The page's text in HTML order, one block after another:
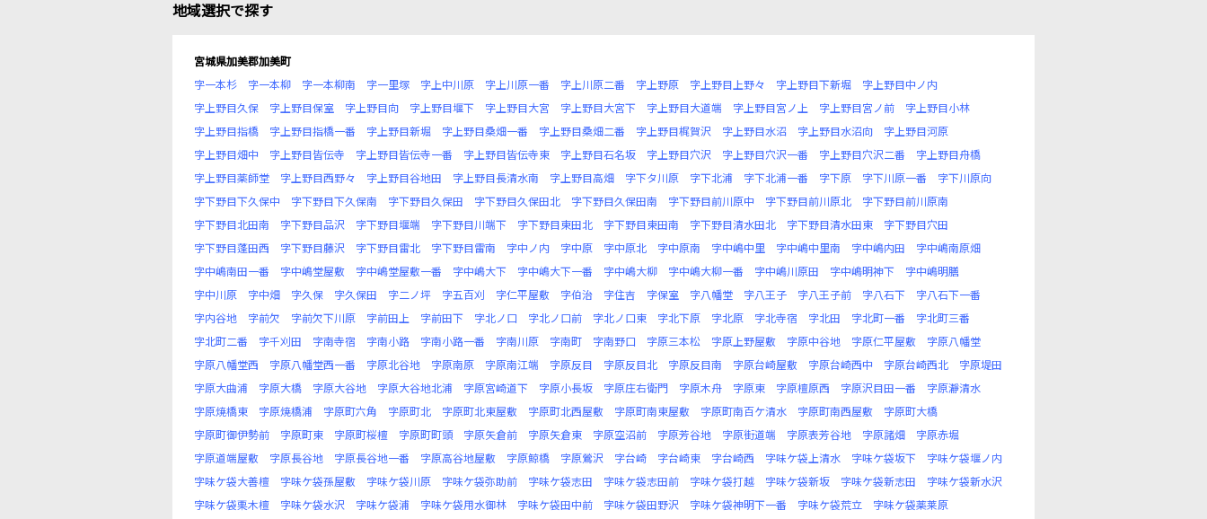
地域選択で探す
宮城県加美郡加美町
字一本杉
字一本柳 字一本柳南 字一里塚 字上中川原 字上川原一番 字上川原二番 字上野原 字上野目上野々 字上野目下新堀
字上野目中ノ内
字上野目久保
字上野目保室 字上野目向 字上野目堰下 字上野目大宮 字上野目大宮下 字上野目大道端 字上野目宮ノ上 字上野目宮ノ前
字上野目小林
字上野目指橋
字上野目指橋一番 字上野目新堀 字上野目桑畑一番 字上野目桑畑二番 字上野目梶賀沢 字上野目水沼 字上野目水沼向
字上野目河原
字上野目畑中
字上野目皆伝寺 字上野目皆伝寺一番 字上野目皆伝寺東 字上野目石名坂 字上野目穴沢 字上野目穴沢一番 字上野目穴沢二番
字上野目舟橋
字上野目薬師堂
字上野目西野々 字上野目谷地田 字上野目長清水南 字上野目高畑 字下タ川原 字下北浦 字下北浦一番 字下原 字下川原一番
字下川原向
字下野目下久保中
字下野目下久保南 字下野目久保田 字下野目久保田北 字下野目久保田南 字下野目前川原中 字下野目前川原北
字下野目前川原南
字下野目北田南
字下野目品沢 字下野目堰端 字下野目川端下 字下野目東田北 字下野目東田南 字下野目清水田北 字下野目清水田東
字下野目穴田
字下野目蓬田西
字下野目藤沢 字下野目雷北 字下野目雷南 字中ノ内 字中原 字中原北 字中原南 字中嶋中里 字中嶋中里南 字中嶋内田
字中嶋南原畑
字中嶋南田一番
字中嶋堂屋敷 字中嶋堂屋敷一番 字中嶋大下 字中嶋大下一番 字中嶋大柳 字中嶋大柳一番 字中嶋川原田 字中嶋明神下
字中嶋明膳
字中川原
字中畑 字久保 字久保田 字二ノ坪 字五百刈 字仁平屋敷 字伯治 字住吉 字保室 字八幡堂 字八王子 字八王子前 字八石下
字八石下一番
字内谷地
字前欠 字前欠下川原 字前田上 字前田下 字北ノ口 字北ノ口前 字北ノ口東 字北下原 字北原 字北寺宿 字北田 字北町一番
字北町三番
字北町二番
字千刈田 字南寺宿 字南小路 字南小路一番 字南川原 字南町 字南野口 字原三本松 字原上野屋敷 字原中谷地 字原仁平屋敷
字原八幡堂
字原八幡堂西
字原八幡堂西一番 字原北谷地 字原南原 字原南江端 字原反目 字原反目北 字原反目南 字原台崎屋敷 字原台崎西中 字原台崎西北
字原堤田
字原大曲浦
字原大橋 字原大谷地 字原大谷地北浦 字原宮崎道下 字原小長坂 字原庄右衛門 字原木舟 字原東 字原檀原西 字原沢目田一番
字原瀞清水
字原焼橋東
字原焼橋浦 字原町六角 字原町北 字原町北東屋敷 字原町北西屋敷 字原町南東屋敷 字原町南百ケ清水 字原町南西屋敷
字原町大橋
字原町御伊勢前
字原町東 字原町桜檀 字原町町頭 字原矢倉前 字原矢倉東 字原空沼前 字原芳谷地 字原街道端 字原表芳谷地 字原諸畑
字原赤堀
字原道端屋敷
字原長谷地 字原長谷地一番 字原高谷地屋敷 字原鯨橋 字原鶯沢 字台崎 字台崎東 字台崎西 字味ケ袋上清水 字味ケ袋坂下
字味ケ袋堰ノ内
字味ケ袋大善檀
字味ケ袋孫屋敷 字味ケ袋川原 字味ケ袋弥助前 字味ケ袋志田 字味ケ袋志田前 字味ケ袋打越 字味ケ袋新坂 字味ケ袋新志田
字味ケ袋新水沢
字味ケ袋栗木檀
字味ケ袋水沢 字味ケ袋浦 字味ケ袋用水御林 字味ケ袋田中前 字味ケ袋田野沢 字味ケ袋神明下一番 字味ケ袋荒立
字味ケ袋薬莱原